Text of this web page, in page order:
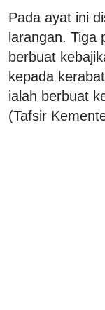
Pada ayat ini
larangan. Tiga
berbuat
kepada
ialah berbuat
(Tafsir